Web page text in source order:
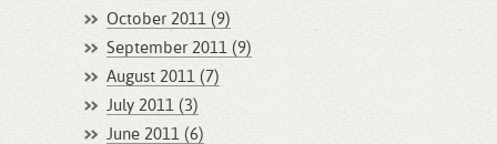
October 2011 (9)
September 2011 (9)
August 2011 (7)
July 2011 (3)
June 2011 (6)